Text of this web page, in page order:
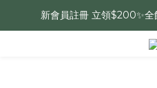
新會員註冊 立領$200✨